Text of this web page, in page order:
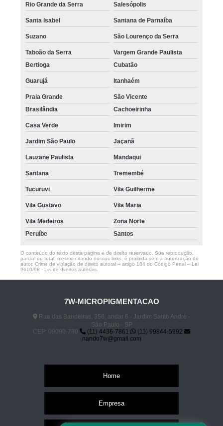
Rio Grande da Serra Salesópolis
Santa Isabel Santana de Parnaíba
Suzano São Lourenço da Serra
Taboão da Serra
Vargem Grande Paulista
Bertioga
Cubatão
Guarujá Itanhaém
Praia Grande
São Vicente
Brasilândia
Cachoeirinha
Casa Verde Imirim
Jardim São Paulo Jaçanã
Lauzane Paulista Mandaqui
Santana Tremembé
Tucuruvi Vila Guilherme
Vila Gustavo Vila Maria
Vila Medeiros
Zona Norte
Peruíbe
Santos
O conteúdo do texto desta página é de direito reservado. Sua reprodução,
parcial ou total, mesmo citando nossos links, é proibida sem a autorização do
autor. Crime de violação de direito autoral – artigo 184 do Código Penal – Lei
9610/98 - Lei de direitos autorais
7W-MICROPIGMENTACAO
Rua das Bandeiras, 356, andar 6 - Jardim Santo André -
São Paulo - SP
CEP: 09090-780
(11) 4436-7861
(11) 99844-5992
nando7w@gmail.com
Home
Empresa